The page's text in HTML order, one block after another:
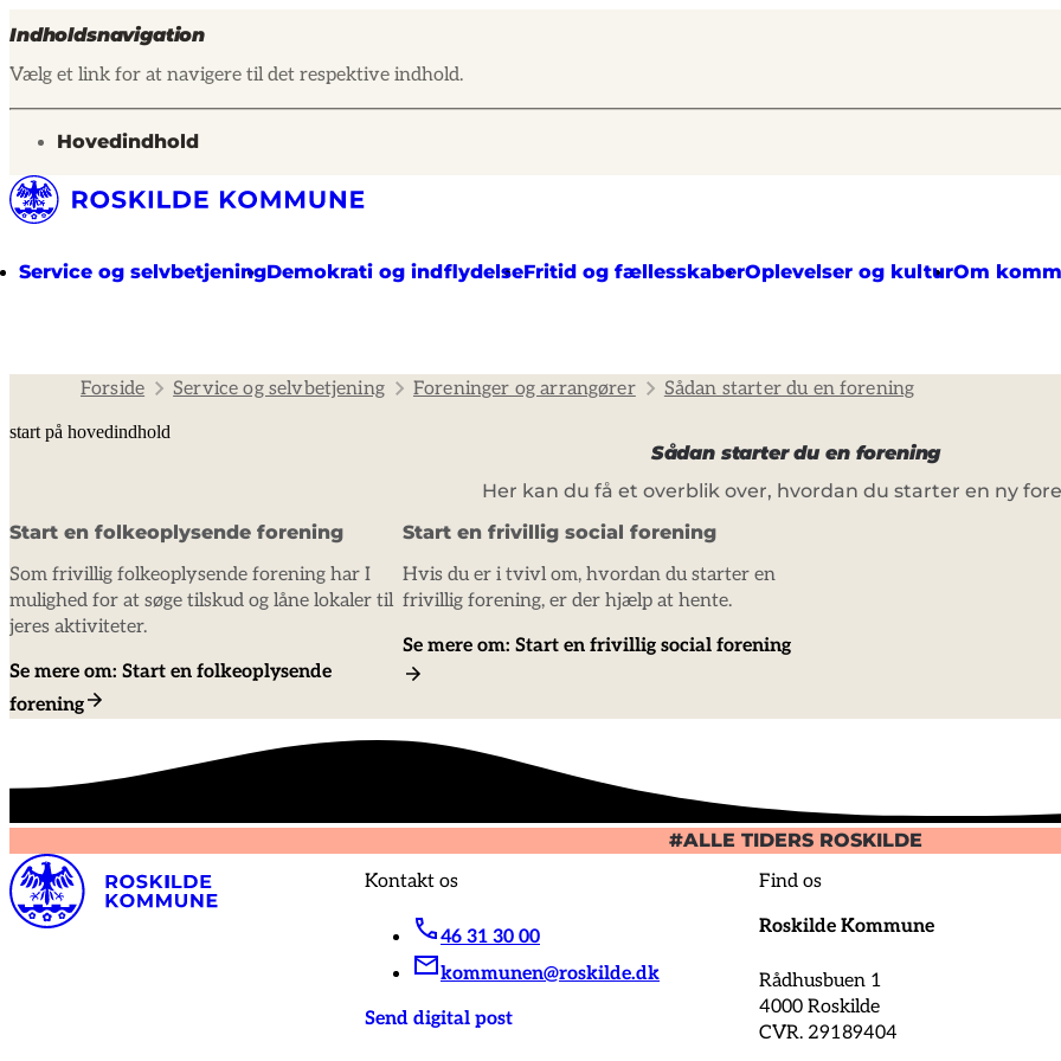
Indholdsnavigation
Vælg et link for at navigere til det respektive indhold.
gå til
Hovedindhold
Service og selvbetjeningDemokrati og indflydelseFritid og fællesskaberOplevelser og kulturOm
Forside Service og selvbetjening Foreninger og arrangører Sådan starter du en forening
start på hovedindhold
Sådan starter du en forening
Her kan du få et overblik over, hvordan du starter en ny
senest opdateret 22. januar 2025
Start en folkeoplysende forening
Som frivillig folkeoplysende forening har I
mulighed for at søge tilskud og låne lokaler til
jeres aktiviteter.
Se mere om: Start en folkeoplysende
forening
Start en frivillig social forening
Hvis du er i tvivl om, hvordan du starter en
frivillig forening, er der hjælp at hente.
Se mere om: Start en frivillig social forening
#ALLE TIDERS ROSKILDE
Kontakt os
46 31 30 00
kommunen@roskilde.dk
Send digital post
Find os
Roskilde Kommune
Rådhusbuen 1
4000 Roskilde
CVR. 29189404